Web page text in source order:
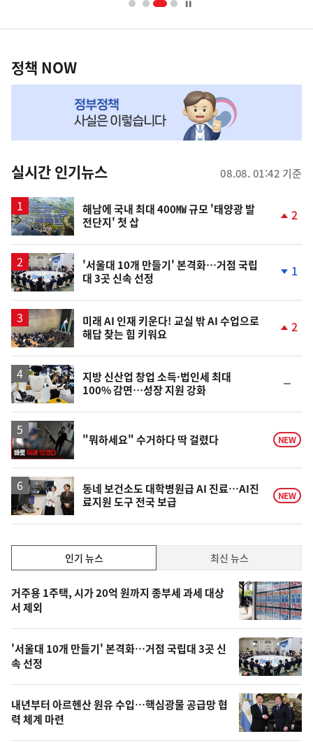
영
책
NOW,
뉴
스
정책 NOW
실시간 인기뉴스 08.08. 01:42 기준
해남에 국내 최대 400㎿ 규모 '태양광 발
전단지' 첫 삽
상
2
'서울대 10개 만들기' 본격화…거점 국립
대 3곳 신속 선정
하
1
미래 AI 인재 키운다! 교실 밖 AI 수업으로
해답 찾는 힘 키워요
상
2
지방 신산업 창업 소득·법인세 최대
100% 감면…성장 지원 강화
일
영
상
"뭐하세요" 수거하다 딱 걸렸다 NEW
동네 보건소도 대학병원급 AI 진료…AI진
료지원 도구 전국 보급
NEW
기,
최
신,
오
늘
의
영
상
인기 뉴스 최신 뉴스
인
기
뉴
스
거주용 1주택, 시가 20억 원까지 종부세 과세 대상
서 제외
'서울대 10개 만들기' 본격화…거점 국립대 3곳 신
속 선정
내년부터 아르헨산 원유 수입…핵심광물 공급망 협
력 체계 마련